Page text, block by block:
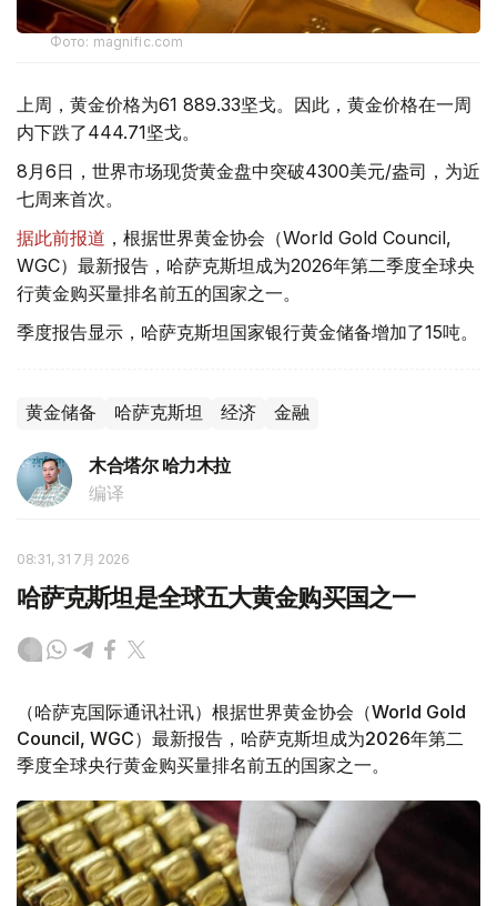
Фото: magnific.com
上周，黄金价格为61 889.33坚戈。因此，黄金价格在一周
内下跌了444.71坚戈。
8月6日，世界市场现货黄金盘中突破4300美元/盎司，为近
七周来首次。
据此前报道 ，根据世界黄金协会（World Gold Council,
WGC）最新报告，哈萨克斯坦成为2026年第二季度全球央
行黄金购买量排名前五的国家之一。
季度报告显示，哈萨克斯坦国家银行黄金储备增加了15吨。
黄金储备 哈萨克斯坦 经济 金融
木合塔尔 哈力木拉
编译
08:31, 31 7月 2026
哈萨克斯坦是全球五大黄金购买国之一
（哈萨克国际通讯社讯）根据世界黄金协会（World Gold
Council, WGC）最新报告，哈萨克斯坦成为2026年第二
季度全球央行黄金购买量排名前五的国家之一。